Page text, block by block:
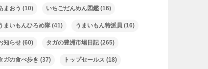
まおう (10) いちごだんめん図鑑 (16)
まいもんひろめ隊 (41) うまいもん特派員 (16)
知らせ (60) タガの豊洲市場日記(265)
ガの食べ歩き (37) トップセールス (18)